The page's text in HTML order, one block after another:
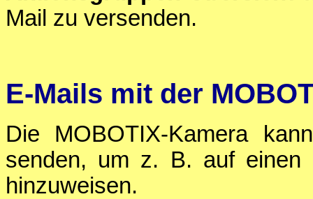
Mail zu versenden.
E-Mails mit der
Die MOBOTIX-Kamera
senden, um z. B. auf einen
hinzuweisen.